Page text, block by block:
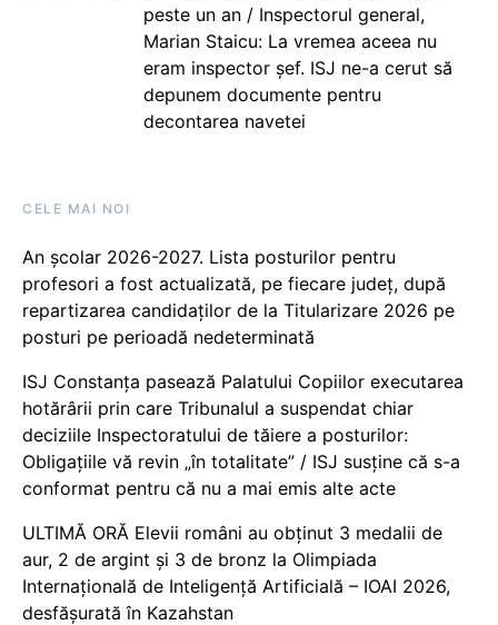
peste un an / Inspectorul general,
Marian Staicu: La vremea aceea nu
eram inspector șef. ISJ ne-a cerut să
depunem documente pentru
decontarea navetei
CELE MAI NOI
An școlar 2026-2027. Lista posturilor pentru
profesori a fost actualizată, pe fiecare județ, după
repartizarea candidaților de la Titularizare 2026 pe
posturi pe perioadă nedeterminată
ISJ Constanța pasează Palatului Copiilor executarea
hotărârii prin care Tribunalul a suspendat chiar
deciziile Inspectoratului de tăiere a posturilor:
Obligațiile vă revin „în totalitate” / ISJ susține că s-a
conformat pentru că nu a mai emis alte acte
ULTIMĂ ORĂ Elevii români au obținut 3 medalii de
aur, 2 de argint și 3 de bronz la Olimpiada
Internațională de Inteligență Artificială – IOAI 2026,
desfășurată în Kazahstan